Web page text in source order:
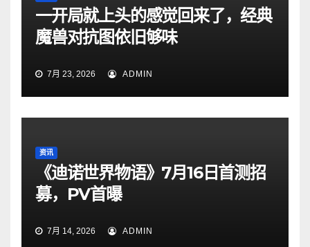
一开局就上头的感觉回来了，经典
魔兽对抗图依旧够味
7月 23, 2026 ADMIN
资讯
《迪诺世界物语》7月16日首测招
募，PV首曝
7月 14, 2026 ADMIN